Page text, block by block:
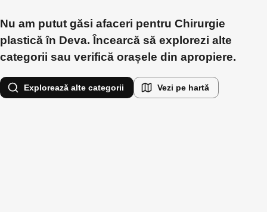
Nu am putut găsi afaceri pentru Chirurgie
plastică în Deva. Încearcă să explorezi alte
categorii sau verifică orașele din apropiere.
Explorează alte categorii Vezi pe hartă